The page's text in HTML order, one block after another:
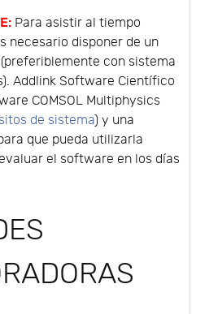
Para asistir al tiempo
necesario disponer de un
con sistema
Addlink Software Científico
COMSOL Multiphysics
de sistema) y una
que pueda utilizarla
el software en los días